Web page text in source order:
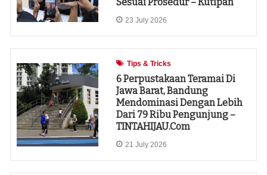
23 July 2026
Tips & Tricks
6 Perpustakaan Teramai Di
Jawa Barat, Bandung
Mendominasi Dengan Lebih
Dari 79 Ribu Pengunjung –
TINTAHIJAU.com
21 July 2026